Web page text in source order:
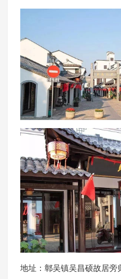
地址：鄣吴镇吴昌硕故居旁